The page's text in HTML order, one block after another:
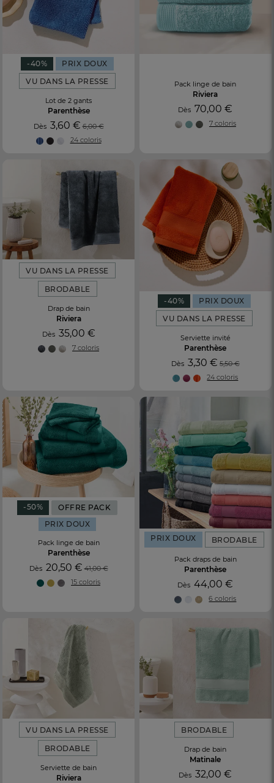
-40%
PRIX DOUX
VU DANS LA PRESSE
Lot de 2 gants
Parenthèse
Dès 3,60 € 6,00 €
24 coloris
Pack linge de bain
Riviera
Dès70,00 €
7 coloris
VU DANS LA PRESSE
BRODABLE
Drap de bain
Riviera
Dès 35,00 €
7 coloris
-40%
PRIX DOUX
VU DANS LA PRESSE
Serviette invité
Parenthèse
Dès 3,30 € 5,50 €
24 coloris
-50%
OFFRE PACK
PRIX DOUX
Pack linge de bain
Parenthèse
Dès 20,50 € 41,00 €
15 coloris
PRIX DOUX BRODABLE
Pack draps de bain
Parenthèse
Dès44,00 €
6 coloris
VU DANS LA PRESSE
BRODABLE
Serviette de bain
Riviera
BRODABLE
Drap de bain
Matinale
Dès32,00 €